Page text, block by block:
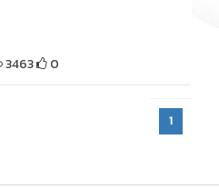
3463 0
1